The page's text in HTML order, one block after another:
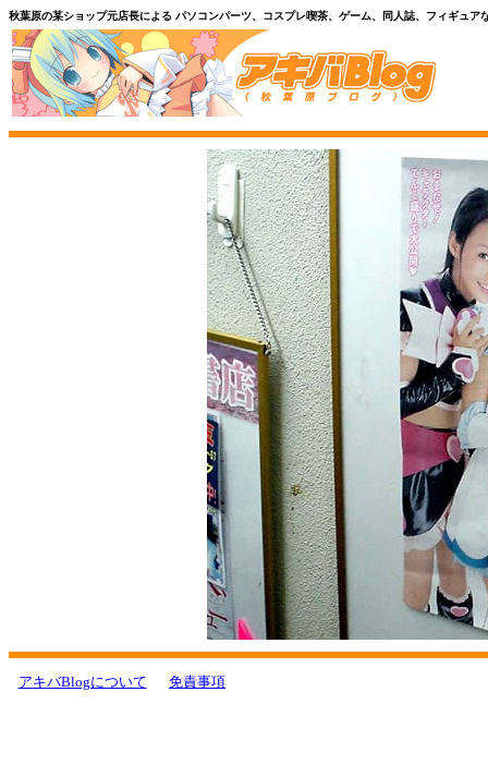
秋葉原の某ショップ元店長による パソコンパーツ、コスプレ喫茶、ゲーム、同人誌、フィギュ
アキバBlogについて 免責事項